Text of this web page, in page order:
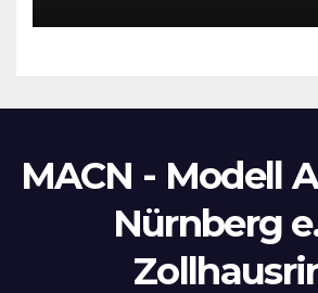
MACN - Modell
Nürnberg